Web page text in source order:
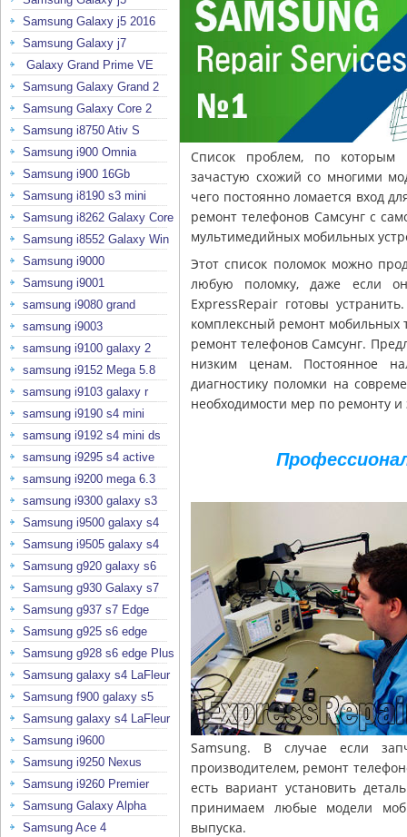
Samsung Galaxy j5 2016
Samsung Galaxy j7
Galaxy Grand Prime VE
Samsung Galaxy Grand 2
Samsung Galaxy Core 2
Samsung i8750 Ativ S
Samsung i900 Omnia
Samsung i900 16Gb
Samsung i8190 s3 mini
Samsung i8262 Galaxy Core
Samsung i8552 Galaxy Win
Samsung i9000
Samsung i9001
samsung i9080 grand
samsung i9003
samsung i9100 galaxy 2
samsung i9152 Mega 5.8
samsung i9103 galaxy r
samsung i9190 s4 mini
samsung i9192 s4 mini ds
samsung i9295 s4 active
samsung i9200 mega 6.3
samsung i9300 galaxy s3
Samsung i9500 galaxy s4
Samsung i9505 galaxy s4
Samsung g920 galaxy s6
Samsung g930 Galaxy s7
Samsung g937 s7 Edge
Samsung g925 s6 edge
Samsung g928 s6 edge Plus
Samsung galaxy s4 LaFleur
Samsung f900 galaxy s5
Samsung galaxy s4 LaFleur
Samsung i9600
Samsung i9250 Nexus
Samsung i9260 Premier
Samsung Galaxy Alpha
Samsung Ace 4
Список проблем, по которым
зачастую схожий со многими
чего постоянно ломается вход
ремонт телефонов Самсунг с
мультимедийных мобильных
Этот список поломок можно
любую поломку, даже если
ExpressRepair готовы
комплексный ремонт мобильных
ремонт телефонов Самсунг.
низким ценам. Постоянное
диагностику поломки на
необходимости мер по ремонту
Samsung. В случае если
производителем, ремонт
есть вариант установить
принимаем любые модели
выпуска.